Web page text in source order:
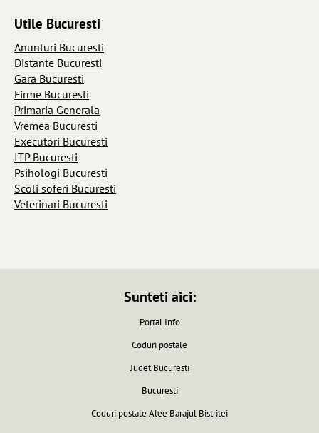
Utile Bucuresti
Anunturi Bucuresti
Distante Bucuresti
Gara Bucuresti
Firme Bucuresti
Primaria Generala
Vremea Bucuresti
Executori Bucuresti
ITP Bucuresti
Psihologi Bucuresti
Scoli soferi Bucuresti
Veterinari Bucuresti
Sunteti aici:
Portal Info
Coduri postale
Judet Bucuresti
Bucuresti
Coduri postale Alee Barajul Bistritei